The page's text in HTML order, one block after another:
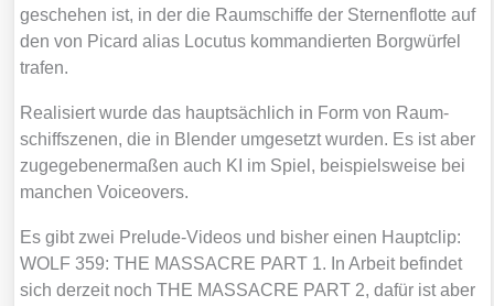
gesche­hen ist, in der die Raum­schif­fe der Ster­nen­flot­te auf
den von Picard ali­as Locu­tus kom­man­dier­ten Borg­wür­fel
tra­fen.
Rea­li­siert wur­de das haupt­säch­lich in Form von Raum­
schiff­sze­nen, die in Blen­der umge­setzt wur­den. Es ist aber
zuge­ge­be­ner­ma­ßen auch KI im Spiel, bei­spiels­wei­se bei
man­chen Voice­overs.
Es gibt zwei Pre­lude-Vide­os und bis­her einen Haupt­clip:
WOLF 359: THE MASSACRE PART 1. In Arbeit befin­det
sich der­zeit noch THE MASSACRE PART 2, dafür ist aber